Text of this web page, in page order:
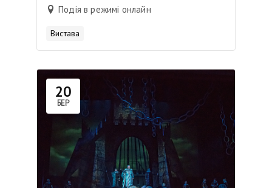
Подія в режимі онлайн
Вистава
20
БЕР